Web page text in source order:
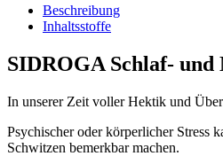
Beschreibung
Inhaltsstoffe
SIDROGA Schlaf- und
In unserer Zeit voller Hektik und
Psychischer oder körperlicher Stress
Schwitzen bemerkbar machen.